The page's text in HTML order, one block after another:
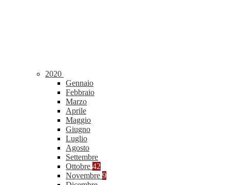
2020
Gennaio
Febbraio
Marzo
Aprile
Maggio
Giugno
Luglio
Agosto
Settembre
Ottobre 42
Novembre 9